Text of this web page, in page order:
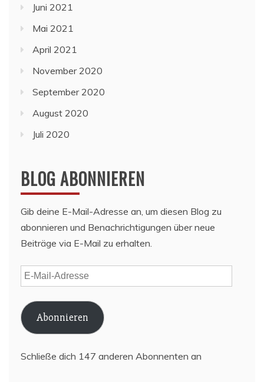
Juni 2021
Mai 2021
April 2021
November 2020
September 2020
August 2020
Juli 2020
BLOG ABONNIEREN
Gib deine E-Mail-Adresse an, um diesen Blog zu
abonnieren und Benachrichtigungen über neue
Beiträge via E-Mail zu erhalten.
E-
Mail-
Adresse
Abonnieren
Schließe dich 147 anderen Abonnenten an